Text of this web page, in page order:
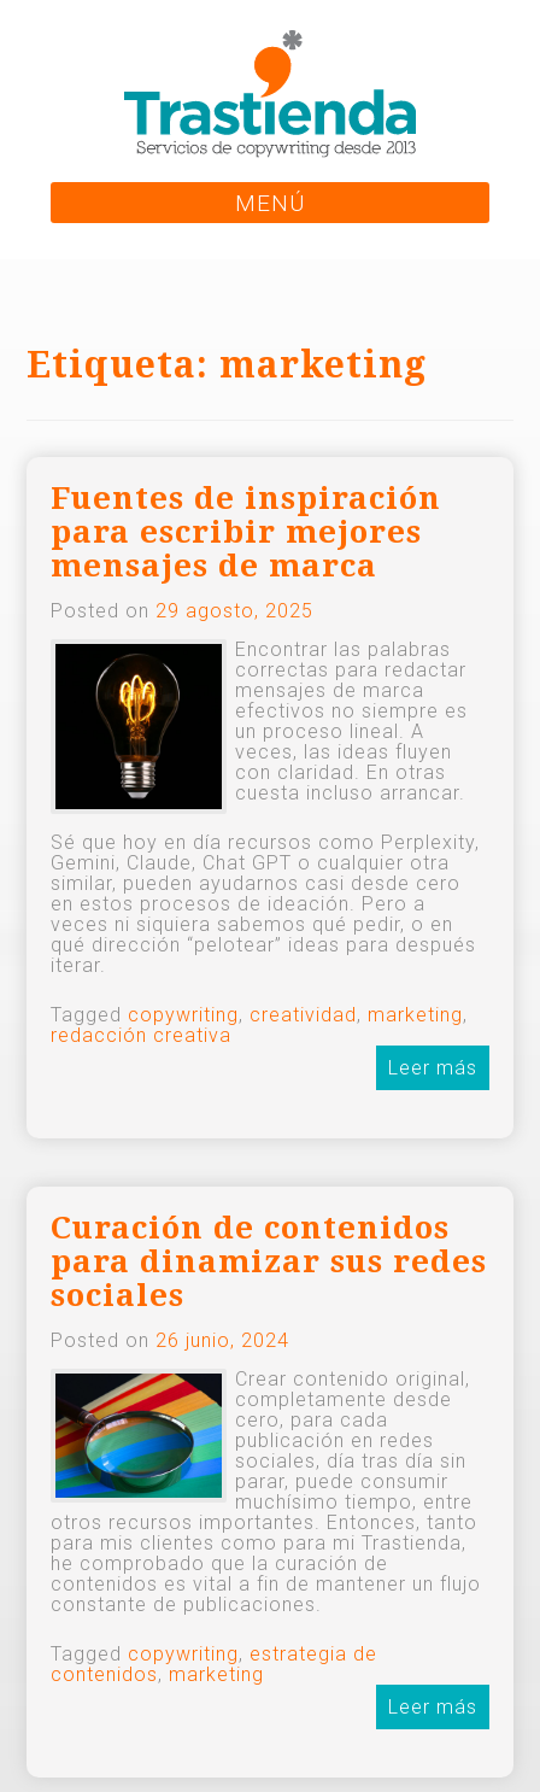
MENÚ
Etiqueta: marketing
Fuentes de inspiración
para escribir mejores
mensajes de marca
Posted on 29 agosto, 2025
Encontrar las palabras
correctas para redactar
mensajes de marca
efectivos no siempre es
un proceso lineal. A
veces, las ideas fluyen
con claridad. En otras
cuesta incluso arrancar.
Sé que hoy en día recursos como Perplexity,
Gemini, Claude, Chat GPT o cualquier otra
similar, pueden ayudarnos casi desde cero
en estos procesos de ideación. Pero a
veces ni siquiera sabemos qué pedir, o en
qué dirección “pelotear” ideas para después
iterar.
Tagged copywriting, creatividad, marketing,
redacción creativa
Leer más
Curación de contenidos
para dinamizar sus redes
sociales
Posted on 26 junio, 2024
Crear contenido original,
completamente desde
cero, para cada
publicación en redes
sociales, día tras día sin
parar, puede consumir
muchísimo tiempo, entre
otros recursos importantes. Entonces, tanto
para mis clientes como para mi Trastienda,
he comprobado que la curación de
contenidos es vital a fin de mantener un flujo
constante de publicaciones.
Tagged copywriting, estrategia de
contenidos, marketing
Leer más